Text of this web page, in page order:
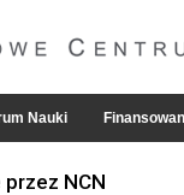
Nauki
NCN